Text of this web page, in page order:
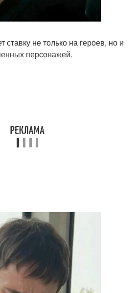
не только на героев, но и
персонажей.